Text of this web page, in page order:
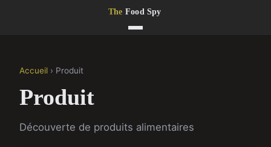
Accueil › Produit
Produit
Découverte de produits alimentaires